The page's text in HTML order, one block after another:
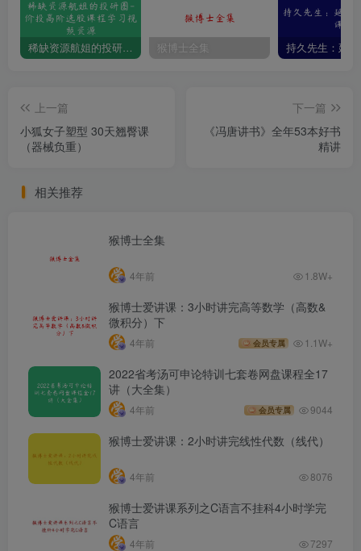
稀缺资源航姐的投研圈-价投高阶选股课程学习视频资源 猴博士全集
上一篇
小狐女子塑型 30天翘臀课
（器械负重）
下一篇
《冯唐讲书》全年53本好书
精讲
相关推荐
猴博士全集
4年前 1.8W+
猴博士爱讲课：3小时讲完高等数学（高数&
微积分）下
4年前 会员专属 1.1W+
2022省考汤可申论特训七套卷网盘课程全17
讲（大全集）
4年前 会员专属 9044
猴博士爱讲课：2小时讲完线性代数（线代）
4年前 8076
猴博士爱讲课系列之C语言不挂科4小时学完
C语言
4年前 7297